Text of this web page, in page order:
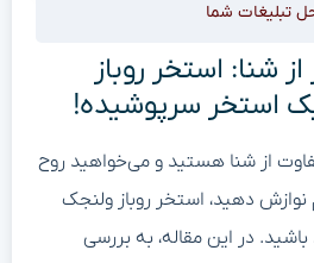
تبلیغات شما
شنا: استخر روباز
یک استخر سرپوشیده!
از شنا هستید و می‌خواهید روح
دهید، استخر روباز ولنجک
در این مقاله، به بررسی